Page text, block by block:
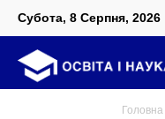
Субота, 8 Серпня, 2026
Головна